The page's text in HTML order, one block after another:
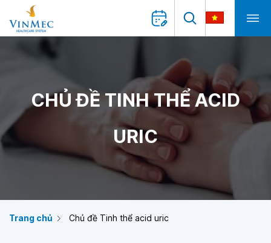
CHỦ ĐỀ TINH THỂ ACID
URIC
Trang chủ Chủ đề Tinh thể acid uric